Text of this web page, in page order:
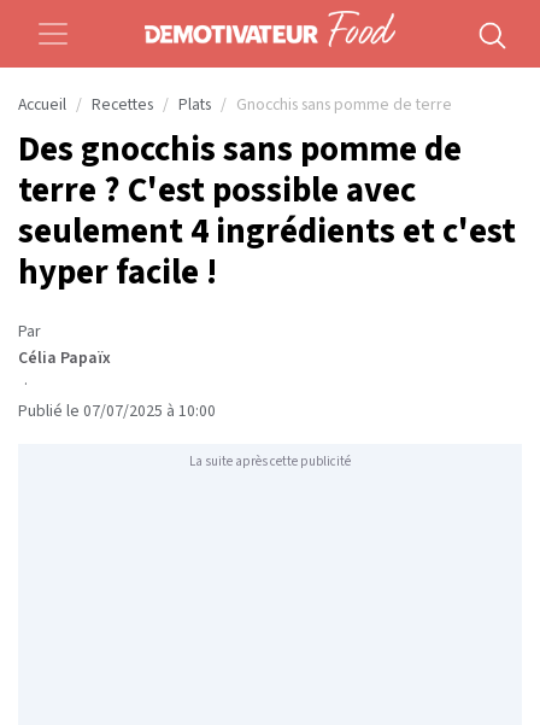
Accueil Recettes Plats Gnocchis sans pomme de terre
Des gnocchis sans pomme de
terre ? C'est possible avec
seulement 4 ingrédients et c'est
hyper facile !
Par
Célia Papaïx
·
Publié le 07/07/2025 à 10:00
La suite après cette publicité